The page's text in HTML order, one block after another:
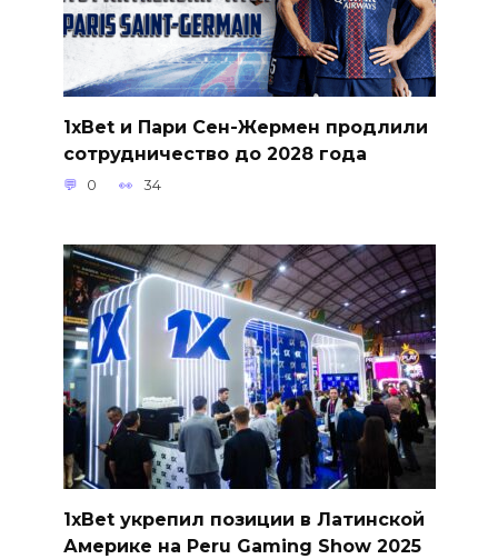
1xBet и Пари Сен-Жермен продлили
сотрудничество до 2028 года
0 34
1xBet укрепил позиции в Латинской
Америке на Peru Gaming Show 2025